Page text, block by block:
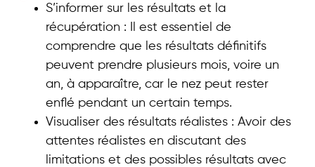
S’informer sur les résultats et la
récupération : Il est essentiel de
comprendre que les résultats définitifs
peuvent prendre plusieurs mois, voire un
an, à apparaître, car le nez peut rester
enflé pendant un certain temps.
Visualiser des résultats réalistes : Avoir des
attentes réalistes en discutant des
limitations et des possibles résultats avec